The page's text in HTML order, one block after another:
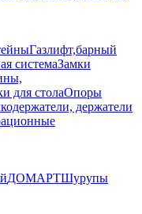
Газлифт,барный
системаЗамки
для столаОпоры
держатели
ДОМАРТШурупы